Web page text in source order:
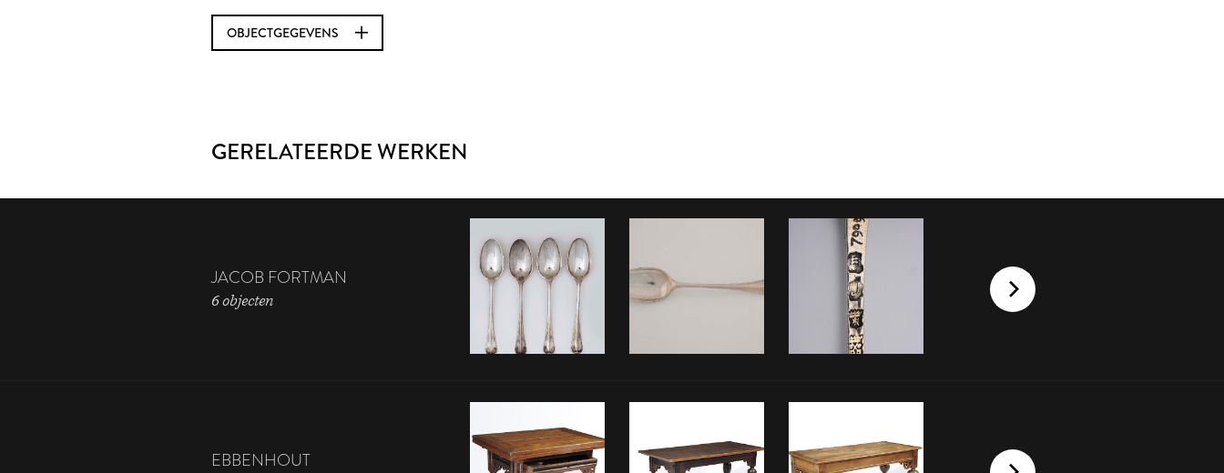
OBJECTGEGEVENS
GERELATEERDE WERKEN
JACOB FORTMAN
6 objecten
EBBENHOUT